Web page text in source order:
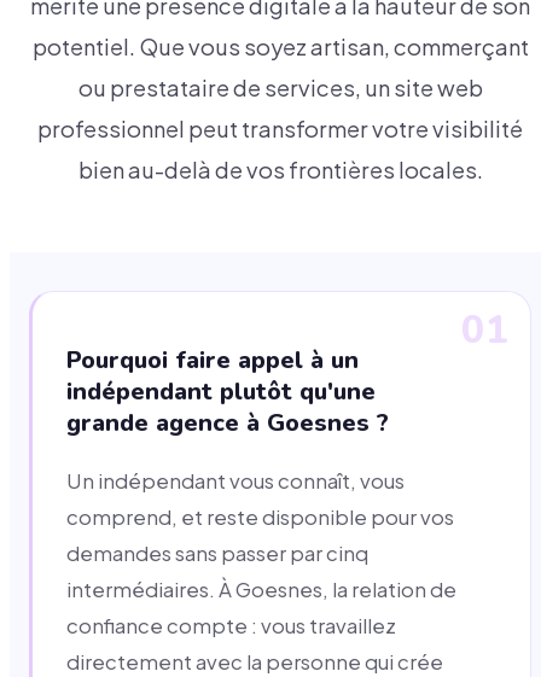
mérite une présence digitale à la hauteur de son
potentiel. Que vous soyez artisan, commerçant
ou prestataire de services, un site web
professionnel peut transformer votre visibilité
bien au-delà de vos frontières locales.
01
Pourquoi faire appel à un
indépendant plutôt qu'une
grande agence à Goesnes ?
Un indépendant vous connaît, vous
comprend, et reste disponible pour vos
demandes sans passer par cinq
intermédiaires. À Goesnes, la relation de
confiance compte : vous travaillez
directement avec la personne qui crée